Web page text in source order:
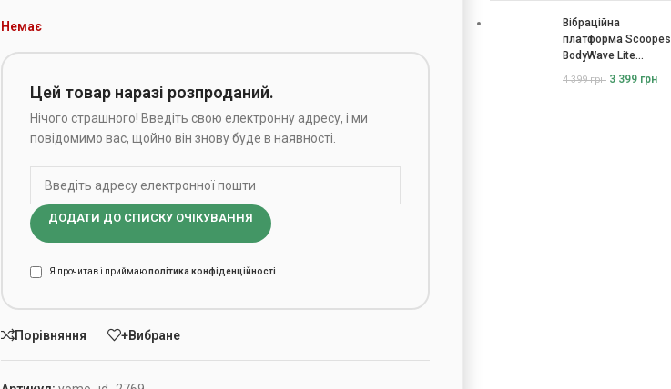
Немає
Цей товар наразі розпроданий.
Нічого страшного! Введіть свою електронну адресу, і ми
повідомимо вас, щойно він знову буде в наявності.
ДОДАТИ ДО СПИСКУ ОЧІКУВАННЯ
Я прочитав і приймаюполітика конфіденційності
Порівняння +Вибране
Вібраційна
платформа Scoopes
BodyWave Lite
4 399грн 3 399 грн